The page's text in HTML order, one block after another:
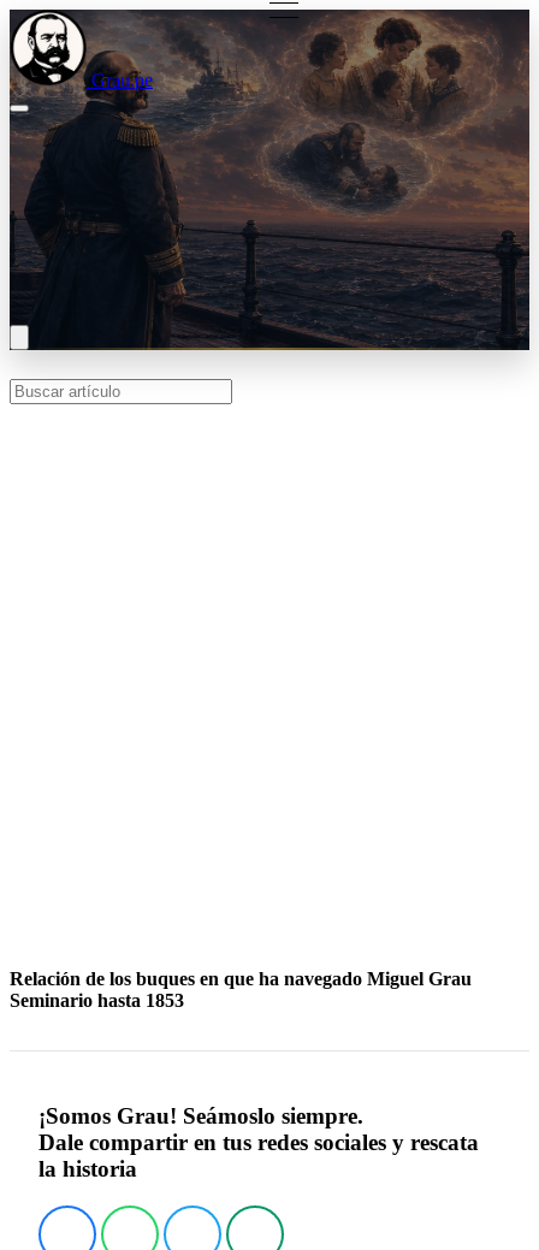
Grau.pe
Relación de los buques en que ha navegado Miguel Grau
Seminario hasta 1853
¡Somos Grau! Seámoslo siempre.
Dale compartir en tus redes sociales y rescata
la historia